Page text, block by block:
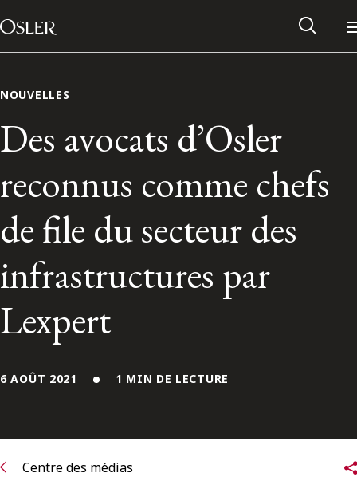
Passer au contenu
Main Navigation
Contactez-nous
S’abonner
NOUVELLES
Des avocats d’Osler
reconnus comme chefs
de file du secteur des
infrastructures par
Lexpert
6 AOÛT 2021 1 MIN DE LECTURE
Centre des médias